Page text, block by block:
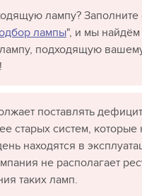
лампу?
лампы", и мы
подходящую
поставлять
старых систем, которые
находятся в
не располагает
таких ламп.